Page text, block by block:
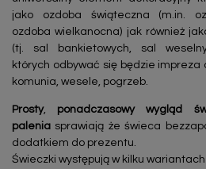
jako ozdoba świąteczna (m.in.
ozdoba wielkanocna) jak również
(tj. sal bankietowych, sal
których odbywać się będzie impreza
komunia, wesele, pogrzeb.
Prosty, ponadczasowy wygląd
palenia sprawiają że świeca
dodatkiem do prezentu.
Świeczki występują w kilku